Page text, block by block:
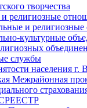
творчества
религиозные
и религиозные
культурные
службы
населения г.
Межрайонная